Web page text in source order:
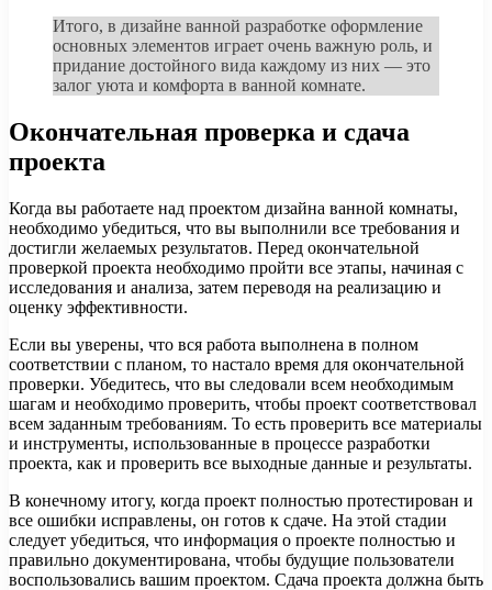
Итого, в дизайне ванной разработке оформление
основных элементов играет очень важную роль, и
придание достойного вида каждому из них — это
залог уюта и комфорта в ванной комнате.
Окончательная проверка и сдача
проекта
Когда вы работаете над проектом дизайна ванной комнаты,
необходимо убедиться, что вы выполнили все требования и
достигли желаемых результатов. Перед окончательной
проверкой проекта необходимо пройти все этапы, начиная с
исследования и анализа, затем переводя на реализацию и
оценку эффективности.
Если вы уверены, что вся работа выполнена в полном
соответствии с планом, то настало время для окончательной
проверки. Убедитесь, что вы следовали всем необходимым
шагам и необходимо проверить, чтобы проект соответствовал
всем заданным требованиям. То есть проверить все материалы
и инструменты, использованные в процессе разработки
проекта, как и проверить все выходные данные и результаты.
В конечному итогу, когда проект полностью протестирован и
все ошибки исправлены, он готов к сдаче. На этой стадии
следует убедиться, что информация о проекте полностью и
правильно документирована, чтобы будущие пользователи
воспользовались вашим проектом. Сдача проекта должна быть